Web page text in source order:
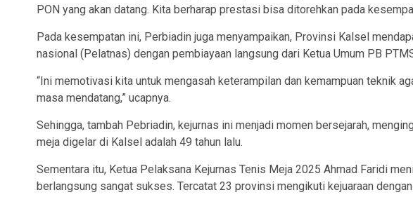
PON yang akan datang. Kita berharap prestasi bisa ditorehkan pada
Pada kesempatan ini, Perbiadin juga menyampaikan, Provinsi Kalsel
nasional (Pelatnas) dengan pembiayaan langsung dari Ketua Umum PB
“Ini memotivasi kita untuk mengasah keterampilan dan kemampuan teknik
masa mendatang,” ucapnya.
Sehingga, tambah Pebriadin, kejurnas ini menjadi momen bersejarah,
meja digelar di Kalsel adalah 49 tahun lalu.
Sementara itu, Ketua Pelaksana Kejurnas Tenis Meja 2025 Ahmad Faridi
berlangsung sangat sukses. Tercatat 23 provinsi mengikuti kejuaraan